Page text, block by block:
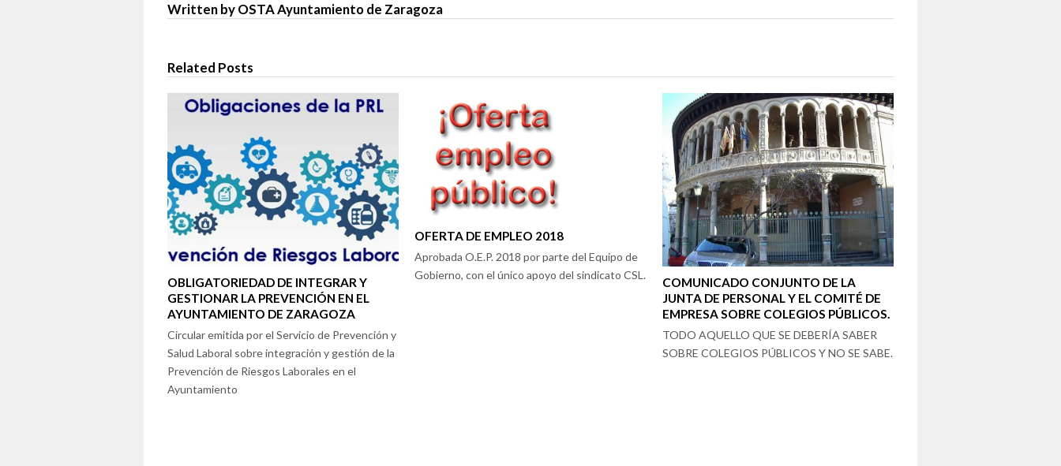
Written by OSTA Ayuntamiento de Zaragoza
Related Posts
OBLIGATORIEDAD DE INTEGRAR Y
GESTIONAR LA PREVENCIÓN EN EL
AYUNTAMIENTO DE ZARAGOZA
Circular emitida por el Servicio de Prevención y
Salud Laboral sobre integración y gestión de la
Prevención de Riesgos Laborales en el
Ayuntamiento
OFERTA DE EMPLEO 2018
Aprobada O.E.P. 2018 por parte del Equipo de
Gobierno, con el único apoyo del sindicato CSL.
COMUNICADO CONJUNTO DE LA
JUNTA DE PERSONAL Y EL COMITÉ DE
EMPRESA SOBRE COLEGIOS PÚBLICOS.
TODO AQUELLO QUE SE DEBERÍA SABER
SOBRE COLEGIOS PÚBLICOS Y NO SE SABE.